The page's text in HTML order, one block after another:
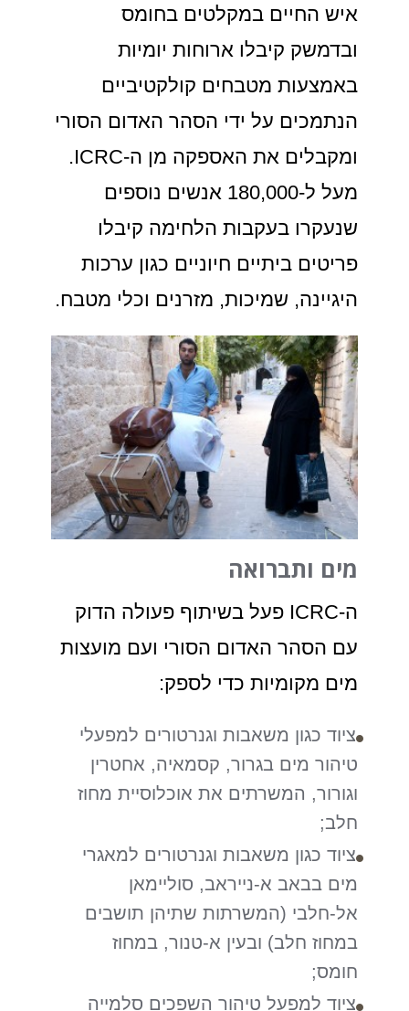
איש החיים במקלטים בחומס
ובדמשק קיבלו ארוחות יומיות
באמצעות מטבחים קולקטיביים
הנתמכים על ידי הסהר האדום הסורי
ומקבלים את האספקה מן ה-ICRC.
מעל ל-180,000 אנשים נוספים
שנעקרו בעקבות הלחימה קיבלו
פריטים ביתיים חיוניים כגון ערכות
היגיינה, שמיכות, מזרנים וכלי מטבח.
מים ותברואה
ה-ICRC פעל בשיתוף פעולה הדוק
עם הסהר האדום הסורי ועם מועצות
מים מקומיות כדי לספק:
ציוד כגון משאבות וגנרטורים למפעלי
טיהור מים בגרור, קסמאיה, אחטרין
וגורור, המשרתים את אוכלוסיית מחוז
חלב;
ציוד כגון משאבות וגנרטורים למאגרי
מים בבאב א-נייראב, סוליימאן
אל-חלבי (המשרתות שתיהן תושבים
במחוז חלב) ובעין א-טנור, במחוז
חומס;
ציוד למפעל טיהור השפכים סלמייה